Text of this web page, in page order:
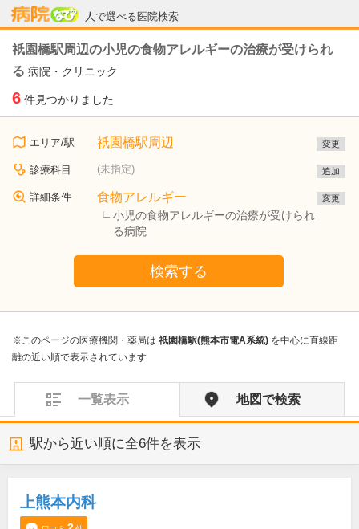
人で選べる医院検索
病院なび
祇園橋駅周辺の小児の食物アレルギーの治療が受けられ
る 病院・クリニック
6 件見つかりました
エリア/駅 祇園橋駅周辺 変更
診療科目 (未指定) 追加
詳細条件 食物アレルギー
小児の食物アレルギーの治療が受けられ
る病院
変更
検索する
※このページの医療機関・薬局は 祇園橋駅(熊本市電A系統) を中心に直線距
離の近い順で表示されています
一覧表示 地図で検索
駅から近い順に全6件を表示
上熊本内科